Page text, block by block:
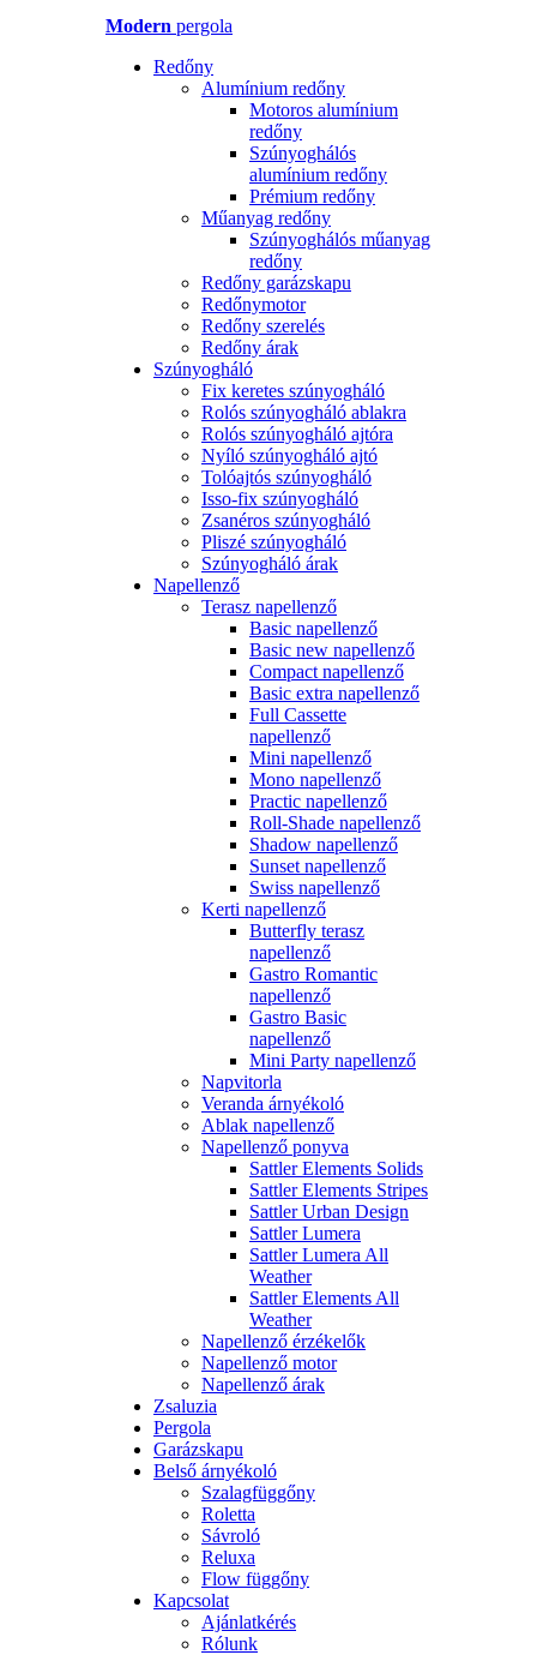
Modern pergola
Redőny
Alumínium redőny
Motoros alumínium
redőny
Szúnyoghálós
alumínium redőny
Prémium redőny
Műanyag redőny
Szúnyoghálós műanyag
redőny
Redőny garázskapu
Redőnymotor
Redőny szerelés
Redőny árak
Szúnyogháló
Fix keretes szúnyogháló
Rolós szúnyogháló ablakra
Rolós szúnyogháló ajtóra
Nyíló szúnyogháló ajtó
Tolóajtós szúnyogháló
Isso-fix szúnyogháló
Zsanéros szúnyogháló
Pliszé szúnyogháló
Szúnyogháló árak
Napellenző
Terasz napellenző
Basic napellenző
Basic new napellenző
Compact napellenző
Basic extra napellenző
Full Cassette
napellenző
Mini napellenző
Mono napellenző
Practic napellenző
Roll-Shade napellenző
Shadow napellenző
Sunset napellenző
Swiss napellenző
Kerti napellenző
Butterfly terasz
napellenző
Gastro Romantic
napellenző
Gastro Basic
napellenző
Mini Party napellenző
Napvitorla
Veranda árnyékoló
Ablak napellenző
Napellenző ponyva
Sattler Elements Solids
Sattler Elements Stripes
Sattler Urban Design
Sattler Lumera
Sattler Lumera All
Weather
Sattler Elements All
Weather
Napellenző érzékelők
Napellenző motor
Napellenző árak
Zsaluzia
Pergola
Garázskapu
Belső árnyékoló
Szalagfüggőny
Roletta
Sávroló
Reluxa
Flow függőny
Kapcsolat
Ajánlatkérés
Rólunk